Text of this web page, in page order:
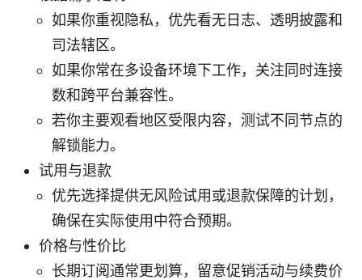
如果你重视隐私，优先看无日志、透明披露和
司法辖区。
如果你常在多设备环境下工作，关注同时连接
数和跨平台兼容性。
若你主要观看地区受限内容，测试不同节点的
解锁能力。
试用与退款
优先选择提供无风险试用或退款保障的计划，
确保在实际使用中符合预期。
价格与性价比
长期订阅通常更划算，留意促销活动与续费价